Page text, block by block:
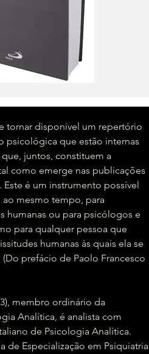
tornar disponível um repertório
psicológica que estão internas
juntos, constituem a
como emerge nas publicações
é um instrumento possível
ao mesmo tempo, para
humanas ou para psicólogos e
para qualquer pessoa que
humanas às quais ela se
prefácio de Paolo Francesco
membro ordinário da
Analítica, é analista com
de Psicologia Analítica.
de Especialização em Psiquiatria